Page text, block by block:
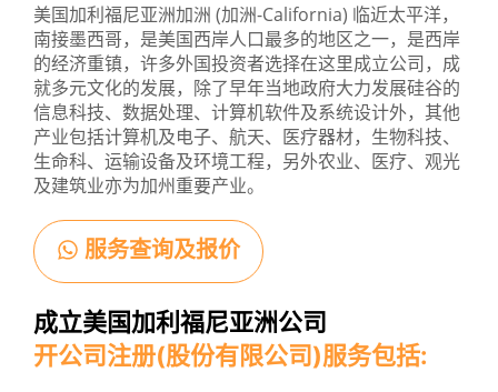
美国加利福尼亚洲加洲 (加洲-California) 临近太平洋，
南接墨西哥，是美国西岸人口最多的地区之一，是西岸
的经济重镇，许多外国投资者选择在这里成立公司，成
就多元文化的发展，除了早年当地政府大力发展硅谷的
信息科技、数据处理、计算机软件及系统设计外，其他
产业包括计算机及电子、航天、医疗器材，生物科技、
生命科、运输设备及环境工程，另外农业、医疗、观光
及建筑业亦为加州重要产业。
服务查询及报价
成立美国加利福尼亚洲公司
开公司注册(股份有限公司)服务包括: